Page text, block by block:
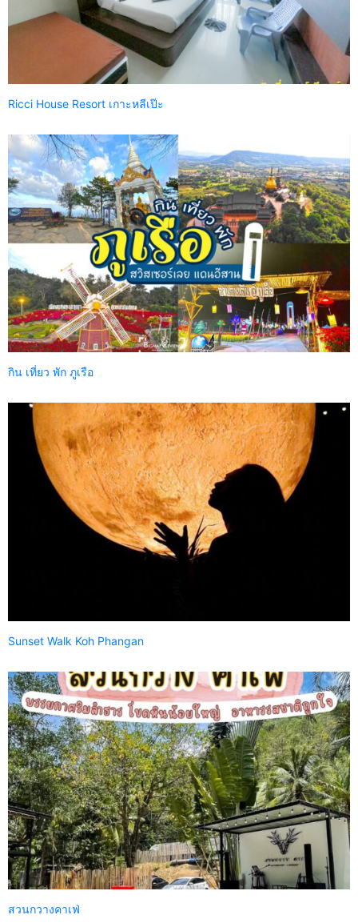
Ricci House Resort เกาะหลีเป๊ะ
กิน เที่ยว พัก ภูเรือ
Sunset Walk Koh Phangan
สวนกวางคาเฟ่